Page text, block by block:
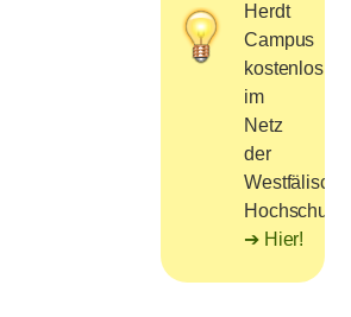
Herdt
Campus
kostenlos
im
Netz
der
Westfälischen
Hochschule.
Hier!